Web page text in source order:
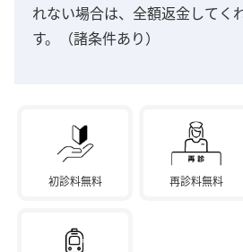
れない場合は、全額返金してく
す。（諸条件あり）
初診料無料 再診料無料